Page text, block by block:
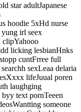
star adultJapanese
hoodie 5xHd nurse
irl seex
clipYahooo
licking lesbianHnks
cuntFrree full
sexLeaa delaria
lifeJuual poren
laughging
text pornTeeen
someone